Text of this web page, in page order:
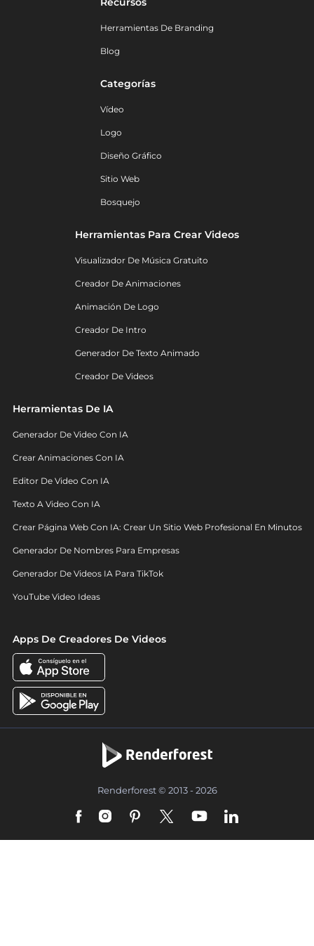
Herramientas De Branding
Blog
Categorías
Vídeo
Logo
Diseño Gráfico
Sitio Web
Bosquejo
Herramientas Para Crear Videos
Visualizador De Música Gratuito
Creador De Animaciones
Animación De Logo
Creador De Intro
Generador De Texto Animado
Creador De Videos
Herramientas De IA
Generador De Video Con IA
Crear Animaciones Con IA
Editor De Video Con IA
Texto A Video Con IA
Crear Página Web Con IA: Crear Un Sitio Web Profesional En Minutos
Generador De Nombres Para Empresas
Generador De Videos IA Para TikTok
YouTube Video Ideas
Apps De Creadores De Videos
Renderforest © 2013 - 2026